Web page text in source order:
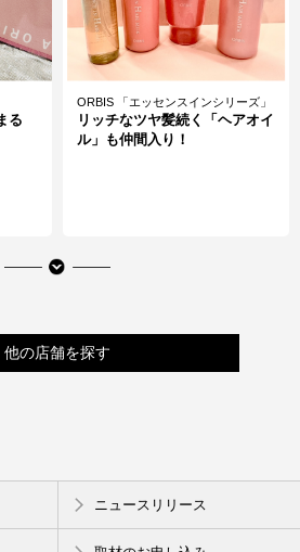
る
ORBIS 「エッセンスインシリーズ」
リッチなツヤ髪続く「ヘアオイ
ル」も仲間入り！
たい
グレイス ルージュ ノスタルジ
ックアイス オードパルファム
他の店舗を探す
ニュースリリース